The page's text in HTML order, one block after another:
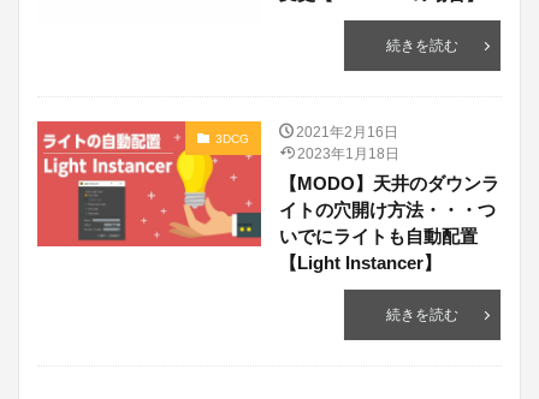
続きを読む
3DCG
2021年2月16日
2023年1月18日
【MODO】天井のダウンラ
イトの穴開け方法・・・つ
いでにライトも自動配置
【Light Instancer】
続きを読む